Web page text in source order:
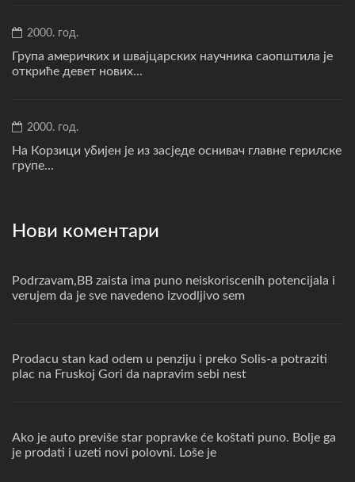
2000. год.
Група америчких и швајцарских научника саопштила је
откриће девет нових...
2000. год.
На Корзици убијен је из засједе оснивач главне герилске
групе...
Нови коментари
Podrzavam,BB zaista ima puno neiskoriscenih potencijala i
verujem da je sve navedeno izvodljivo sem
Prodacu stan kad odem u penziju i preko Solis-a potraziti
plac na Fruskoj Gori da napravim sebi nest
Ako je auto previše star popravke će koštati puno. Bolje ga
je prodati i uzeti novi polovni. Loše je